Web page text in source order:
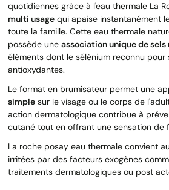
quotidiennes grâce à l'eau thermale La
multi usage qui apaise instantanément
toute la famille. Cette eau thermale
possède une association unique de
éléments dont le sélénium reconnu pour
antioxydantes.
Le format en brumisateur permet une
simple sur le visage ou le corps de
action dermatologique contribue à
cutané tout en offrant une sensation de
La roche posay eau thermale convient
irritées par des facteurs exogènes
traitements dermatologiques ou post